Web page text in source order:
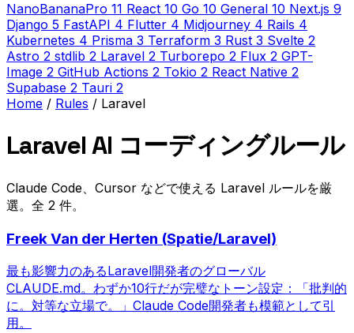
NanoBananaPro 11 React 10 Go 10 General 10 Next.js 9
Django 5 FastAPI 4 Flutter 4 Midjourney 4 Rails 4
Kubernetes 4 Prisma 3 Terraform 3 Rust 3 Svelte 2
Astro 2 stdlib 2 Laravel 2 Turborepo 2 Flux 2 GPT-
Image 2 GitHub Actions 2 Tokio 2 React Native 2
Supabase 2 Tauri 2
Home / Rules / Laravel
Laravel AI コーディングルール
Claude Code、Cursor などで使える Laravel ルールを厳
選。全 2 件。
Freek Van der Herten (Spatie/Laravel)
最も影響力のあるLaravel開発者のグローバル
CLAUDE.md。わずか10行だが完璧なトーン設定：「批判的
に。対等な立場で。」Claude Code開発者も模範として引
用。